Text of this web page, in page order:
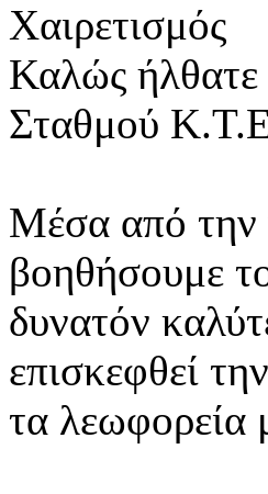
Χαιρετισμός
Καλώς ήλθατε
Σταθμού
Μέσα από την
βοηθήσουμε
δυνατόν
επισκεφθεί
τα λεωφορεία